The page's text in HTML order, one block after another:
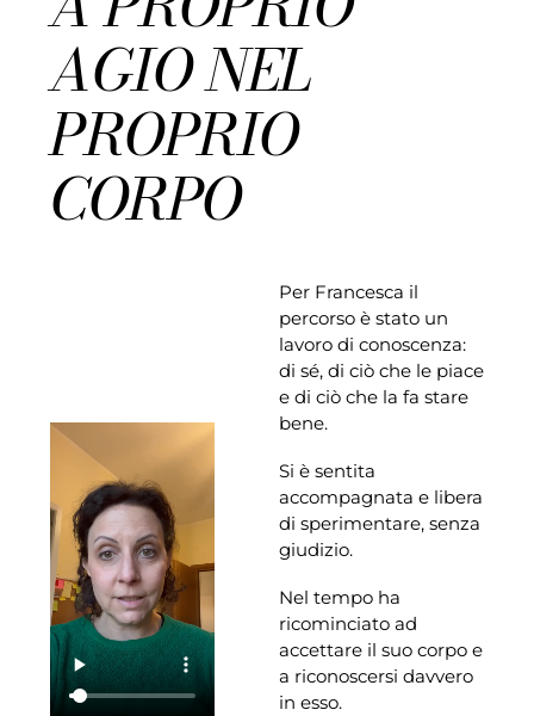
AGIO NEL
PROPRIO
CORPO
Per Francesca il
percorso è stato un
lavoro di conoscenza:
di sé, di ciò che le piace
e di ciò che la fa stare
bene.
Si è sentita
accompagnata e libera
di sperimentare, senza
giudizio.
Nel tempo ha
ricominciato ad
accettare il suo corpo e
a riconoscersi davvero
in esso.